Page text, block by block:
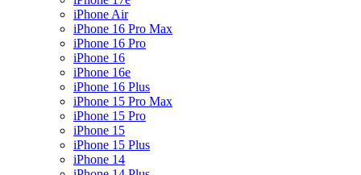
iPhone Air
iPhone 16 Pro Max
iPhone 16 Pro
iPhone 16
iPhone 16e
iPhone 16 Plus
iPhone 15 Pro Max
iPhone 15 Pro
iPhone 15
iPhone 15 Plus
iPhone 14